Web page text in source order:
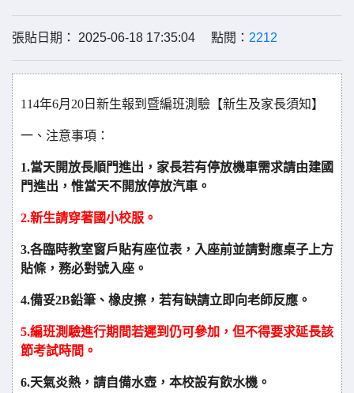
張貼日期： 2025-06-18 17:35:04 點閱： 2212
114年6月20日新生報到暨編班測驗【新生及家長須知】
一、注意事項：
1.當天開放長順門進出，家長若有停放機車需求請由建國
門進出，惟當天不開放停放汽車。
2.新生請穿著國小校服。
3.各臨時教室窗戶貼有座位表，入座前並請對應桌子上方
貼條，務必對號入座。
4.備妥2B鉛筆、橡皮擦，若有缺請立即向老師反應。
5.編班測驗進行期間若遲到仍可參加，但不得要求延長該
節考試時間。
6.天氣炎熱，請自備水壺，本校設有飲水機。